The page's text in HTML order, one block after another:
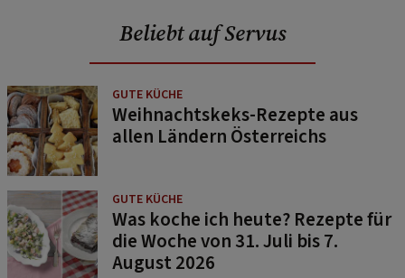
Beliebt auf Servus
GUTE KÜCHE
Weihnachtskeks-Rezepte aus
allen Ländern Österreichs
GUTE KÜCHE
Was koche ich heute? Rezepte für
die Woche von 31. Juli bis 7.
August 2026